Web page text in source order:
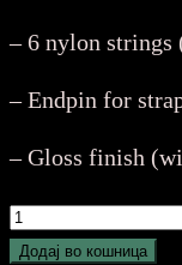
– 6 nylon strings
– Endpin for
– Gloss finish
MSA
C22
Додај во кошница